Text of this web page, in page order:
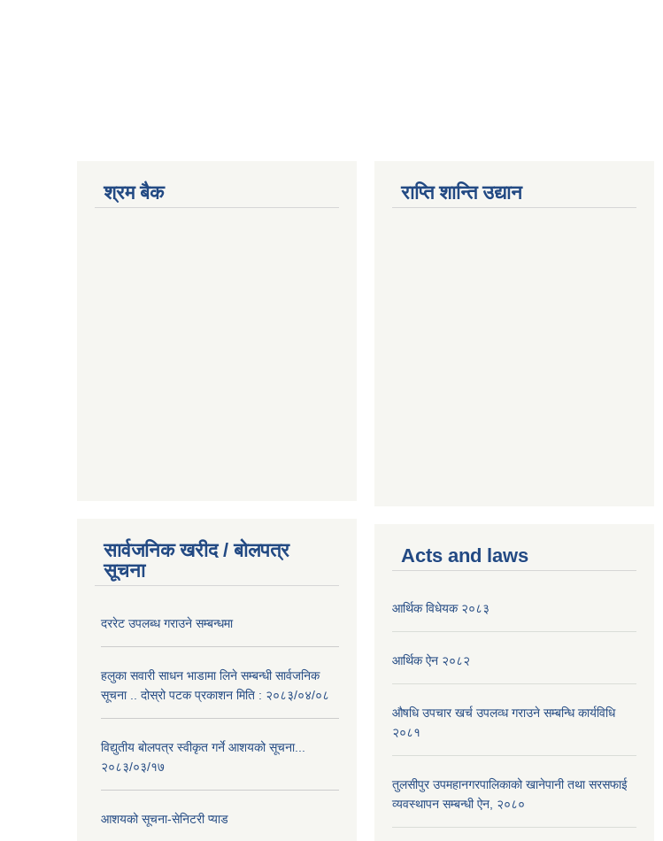
श्रम बैक
सार्वजनिक खरीद / बोलपत्र
सूचना
दररेट उपलब्ध गराउने सम्बन्धमा
हलुका सवारी साधन भाडामा लिने सम्बन्धी सार्वजनिक
सूचना .. दोस्रो पटक प्रकाशन मिति : २०८३/०४/०८
विद्युतीय बोलपत्र स्वीकृत गर्ने आशयको सूचना...
२०८३/०३/१७
आशयको सूचना-सेनिटरी प्याड
राप्ति शान्ति उद्यान
Acts and laws
आर्थिक विधेयक २०८३
आर्थिक ऐन २०८२
औषधि उपचार खर्च उपलव्ध गराउने सम्बन्धि कार्यविधि
२०८१
तुलसीपुर उपमहानगरपालिकाको खानेपानी तथा सरसफाई
व्यवस्थापन सम्बन्धी ऐन, २०८०